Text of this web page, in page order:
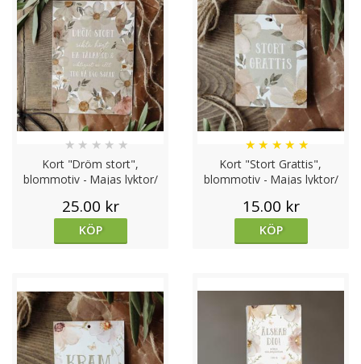
Kort "Dröm stort",
blommotiv - Majas lyktor/
★ ★ ★ ★ ★
25.00 kr
KÖP
Kort "Stort Grattis",
blommotiv - Majas lyktor/
★ ★ ★ ★ ★
15.00 kr
KÖP